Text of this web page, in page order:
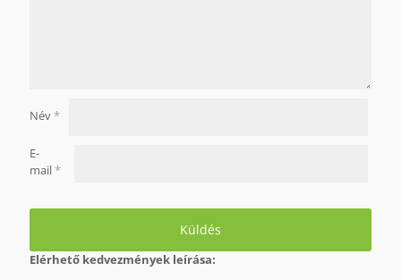
Név*
E-
mail*
Elérhető kedvezmények leírása: